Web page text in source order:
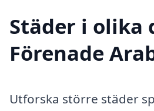
Städer i olika
Förenade
Utforska större städer